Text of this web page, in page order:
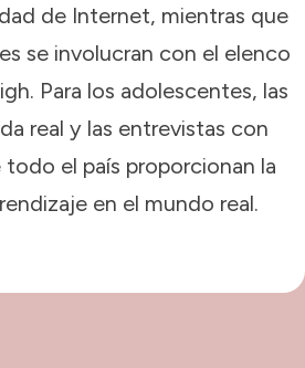
de Internet, mientras que
se involucran con el elenco
Para los adolescentes, las
real y las entrevistas con
el país proporcionan la
en el mundo real.